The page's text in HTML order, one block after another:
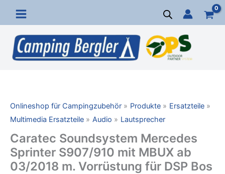
Inhalt
springen
Onlineshop für Campingzubehör Produkte
Ersatzteile
Multimedia Ersatzteile
Audio Lautsprecher
Caratec Soundsystem Mercedes
Sprinter S907/910 mit MBUX ab
03/2018 m. Vorrüstung für DSP Bos